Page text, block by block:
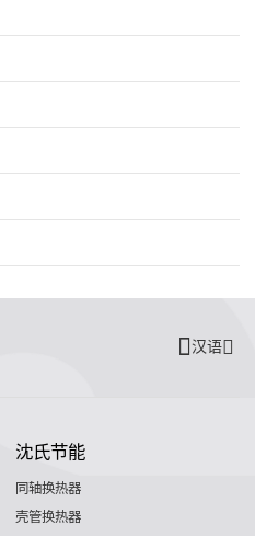
汉语
沈氏节能
同轴换热器
壳管换热器